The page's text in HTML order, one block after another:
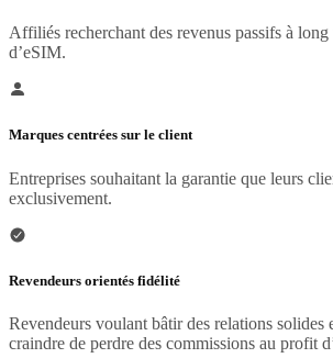
Affiliés recherchant des revenus passifs à long
d’eSIM.
Marques centrées sur le client
Entreprises souhaitant la garantie que leurs
exclusivement.
Revendeurs orientés fidélité
Revendeurs voulant bâtir des relations solides
craindre de perdre des commissions au profit